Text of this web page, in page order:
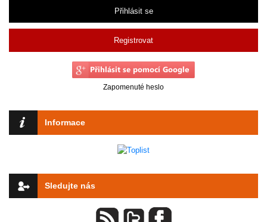
Přihlásit se
Registrovat
Zapomenuté heslo
Informace
Sledujte nás